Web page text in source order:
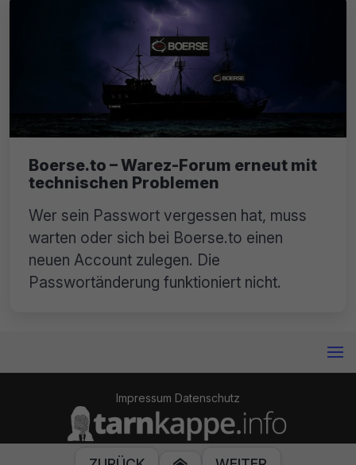
Boerse.to – Warez-Forum erneut mit
technischen Problemen
Wer sein Passwort vergessen hat, muss
warten oder sich bei Boerse.to einen
neuen Account zulegen. Die
Passwortänderung funktioniert nicht.
Impressum Datenschutz
© 2014-2024 Tarnkappe.info